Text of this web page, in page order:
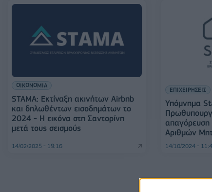
ΟΙΚΟΝΟΜΙΑ
STAMA: Εκτίναξη ακινήτων Airbnb
και δηλωθέντων εισοδημάτων το
2024 - Η εικόνα στη Σαντορίνη
μετά τους σεισμούς
14/02/2025 - 19:16
ΕΠΙΧΕΙΡΗΣΕΙΣ
Υπόμνημα
Αριθμών
14/10/2024 -